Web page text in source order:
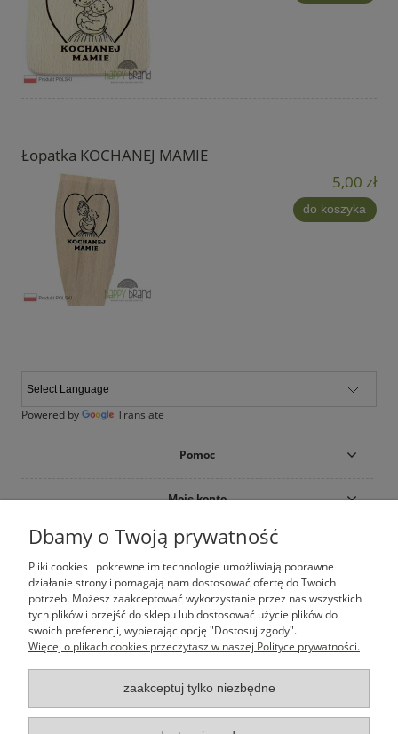
Łopatka KOCHANEJ MAMIE
5,00 zł
do koszyka
Powered by Translate
Pomoc
Moje konto
Płatności i dostawa
Informacje
O nas
| Łepkowskiego 8/57 | 31-423 Kraków | 500 777 374
|sklep@happybrand.pl
Dbamy o Twoją prywatność
Pliki cookies i pokrewne im technologie umożliwiają poprawne
działanie strony i pomagają nam dostosować ofertę do Twoich
potrzeb. Możesz zaakceptować wykorzystanie przez nas wszystkich
tych plików i przejść do sklepu lub dostosować użycie plików do
swoich preferencji, wybierając opcję "Dostosuj zgody".
Więcej o plikach cookies przeczytasz w naszej Polityce prywatności.
zaakceptuj tylko niezbędne